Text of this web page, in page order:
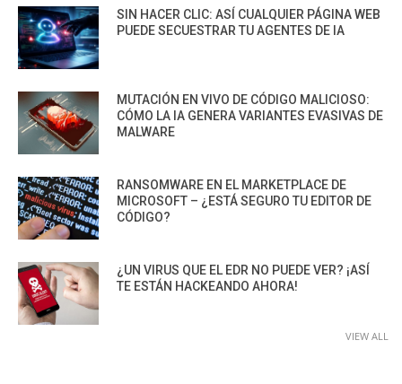
SIN HACER CLIC: ASÍ CUALQUIER PÁGINA WEB
PUEDE SECUESTRAR TU AGENTES DE IA
MUTACIÓN EN VIVO DE CÓDIGO MALICIOSO:
CÓMO LA IA GENERA VARIANTES EVASIVAS DE
MALWARE
RANSOMWARE EN EL MARKETPLACE DE
MICROSOFT – ¿ESTÁ SEGURO TU EDITOR DE
CÓDIGO?
¿UN VIRUS QUE EL EDR NO PUEDE VER? ¡ASÍ
TE ESTÁN HACKEANDO AHORA!
VIEW ALL